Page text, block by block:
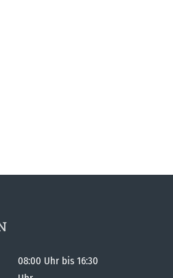
08:00 Uhr bis 16:30